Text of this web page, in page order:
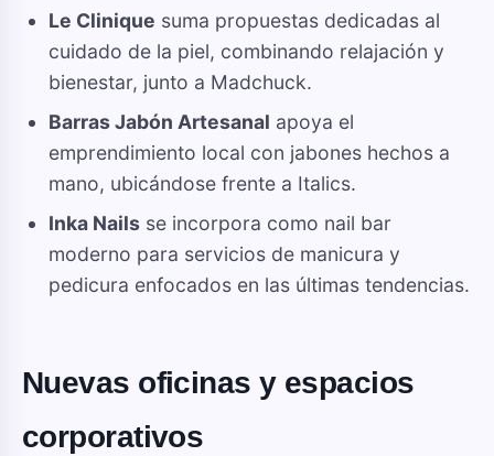
Le Clinique suma propuestas dedicadas al
cuidado de la piel, combinando relajación y
bienestar, junto a Madchuck.
Barras Jabón Artesanal apoya el
emprendimiento local con jabones hechos a
mano, ubicándose frente a Italics.
Inka Nails se incorpora como nail bar
moderno para servicios de manicura y
pedicura enfocados en las últimas tendencias.
Nuevas oficinas y espacios
corporativos